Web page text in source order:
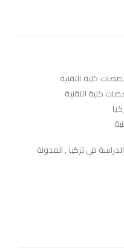
كلية التقنية
كلية التقنية
الدراسة في تركيا ,المدونة